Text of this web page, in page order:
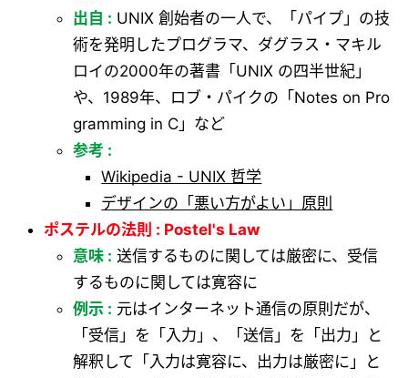
出自 : UNIX 創始者の一人で、「パイプ」の技
術を発明したプログラマ、ダグラス・マキル
ロイの2000年の著書「UNIX の四半世紀」
や、1989年、ロブ・パイクの「Notes on Pro
gramming in C」など
参考 :
Wikipedia - UNIX 哲学
デザインの「悪い方がよい」原則
ポステルの法則 : Postel's Law
意味 : 送信するものに関しては厳密に、受信
するものに関しては寛容に
例示 : 元はインターネット通信の原則だが、
「受信」を「入力」、「送信」を「出力」と
解釈して「入力は寛容に、出力は厳密に」と